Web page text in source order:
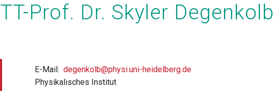
TT-Prof. Dr. Skyler Degenkolb
E-Mail degenkolb@physi.uni-heidelberg.de
Physikalisches Institut